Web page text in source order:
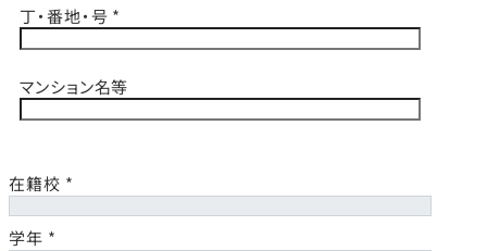
丁・番地・号 *
マンション名等
在籍校 *
学年 *